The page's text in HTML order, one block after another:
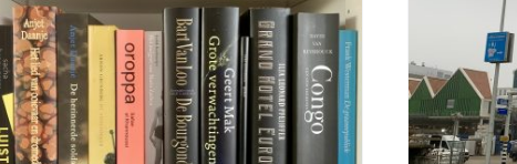
Cultuur aan de Zaan:
benchmark 2023